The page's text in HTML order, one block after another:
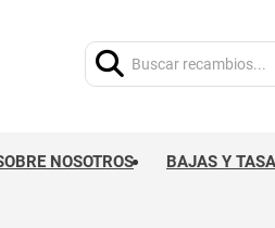
NOSOTROS BAJAS Y